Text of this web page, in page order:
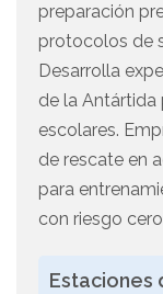
preparación
protocolos de
Desarrolla
de la Antártida
escolares.
de rescate en
para
con riesgo
Estaciones